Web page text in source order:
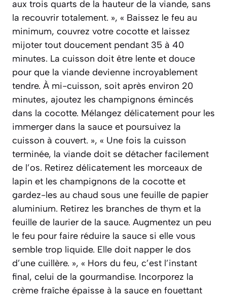
aux trois quarts de la hauteur de la viande, sans
la recouvrir totalement. », « Baissez le feu au
minimum, couvrez votre cocotte et laissez
mijoter tout doucement pendant 35 à 40
minutes. La cuisson doit être lente et douce
pour que la viande devienne incroyablement
tendre. À mi-cuisson, soit après environ 20
minutes, ajoutez les champignons émincés
dans la cocotte. Mélangez délicatement pour les
immerger dans la sauce et poursuivez la
cuisson à couvert. », « Une fois la cuisson
terminée, la viande doit se détacher facilement
de l’os. Retirez délicatement les morceaux de
lapin et les champignons de la cocotte et
gardez-les au chaud sous une feuille de papier
aluminium. Retirez les branches de thym et la
feuille de laurier de la sauce. Augmentez un peu
le feu pour faire réduire la sauce si elle vous
semble trop liquide. Elle doit napper le dos
d’une cuillère. », « Hors du feu, c’est l’instant
final, celui de la gourmandise. Incorporez la
crème fraîche épaisse à la sauce en fouettant